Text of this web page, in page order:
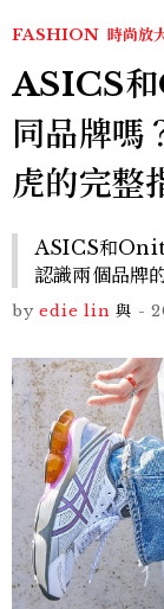
FASHION 時尚放
ASICS
同品牌嗎
虎的完整
ASICS和
認識兩個品牌
by edie lin 與 -